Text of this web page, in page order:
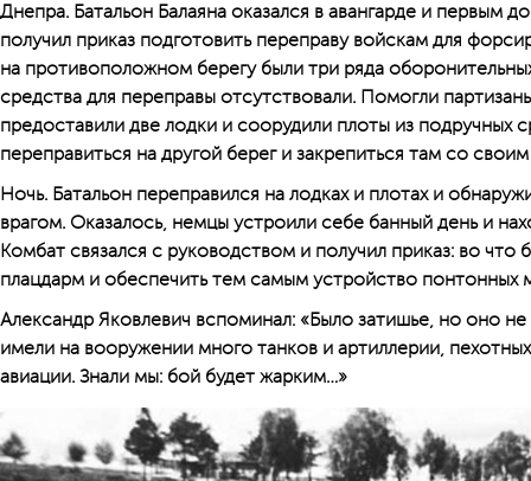
Днепра. Батальон Балаяна оказался в авангарде и первым
получил приказ подготовить переправу войскам для
на противоположном берегу были три ряда
средства для переправы отсутствовали. Помогли
предоставили две лодки и соорудили плоты из подручных
переправиться на другой берег и закрепиться там со
Ночь. Батальон переправился на лодках и плотах и
врагом. Оказалось, немцы устроили себе банный день и
Комбат связался с руководством и получил приказ: во что
плацдарм и обеспечить тем самым устройство понтонных
Александр Яковлевич вспоминал: «Было затишье, но оно
имели на вооружении много танков и артиллерии,
авиации. Знали мы: бой будет жарким…»